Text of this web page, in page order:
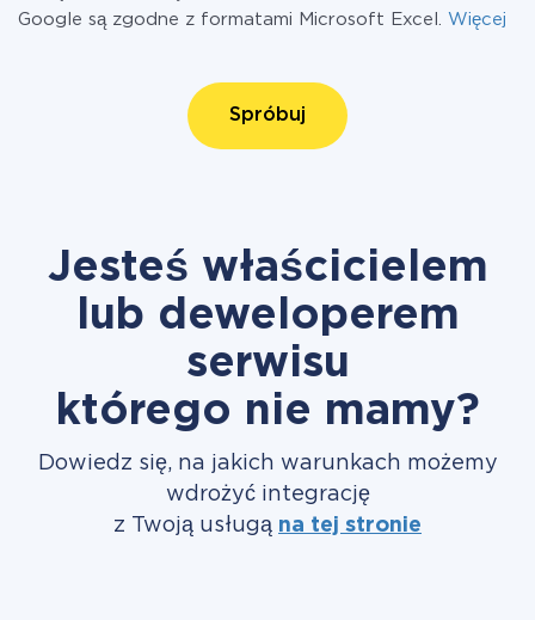
Google są zgodne z formatami Microsoft Excel. Więcej
Spróbuj
Jesteś właścicielem
lub deweloperem
serwisu
którego nie mamy?
Dowiedz się, na jakich warunkach możemy
wdrożyć integrację
z Twoją usługą na tej stronie